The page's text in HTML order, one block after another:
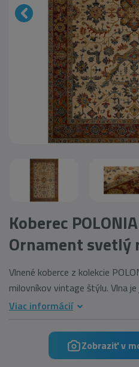
Koberec
Ornament svetlý
Vlnené koberce z kolekcie
milovníkov vintage štýlu. Vlna
Viac informácií
Zobraziť v